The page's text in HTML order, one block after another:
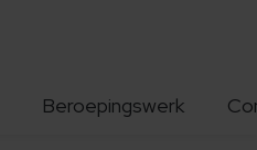
Beroepingswerk